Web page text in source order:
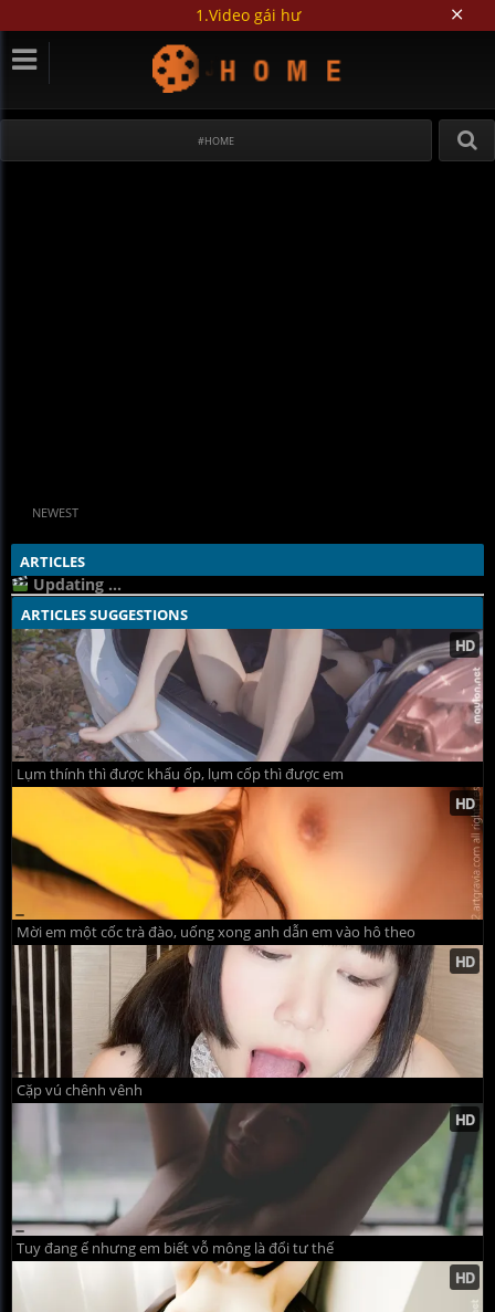
#HOME
NEWEST
ARTICLES
Updating ...
ARTICLES SUGGESTIONS
Lụm thính thì được khẩu ốp, lụm cốp thì được em
Mời em một cốc trà đào, uống xong anh dẫn em vào hô theo
Cặp vú chênh vênh
Tuy đang ế nhưng em biết vỗ mông là đổi tư thế
1.Video gái hư